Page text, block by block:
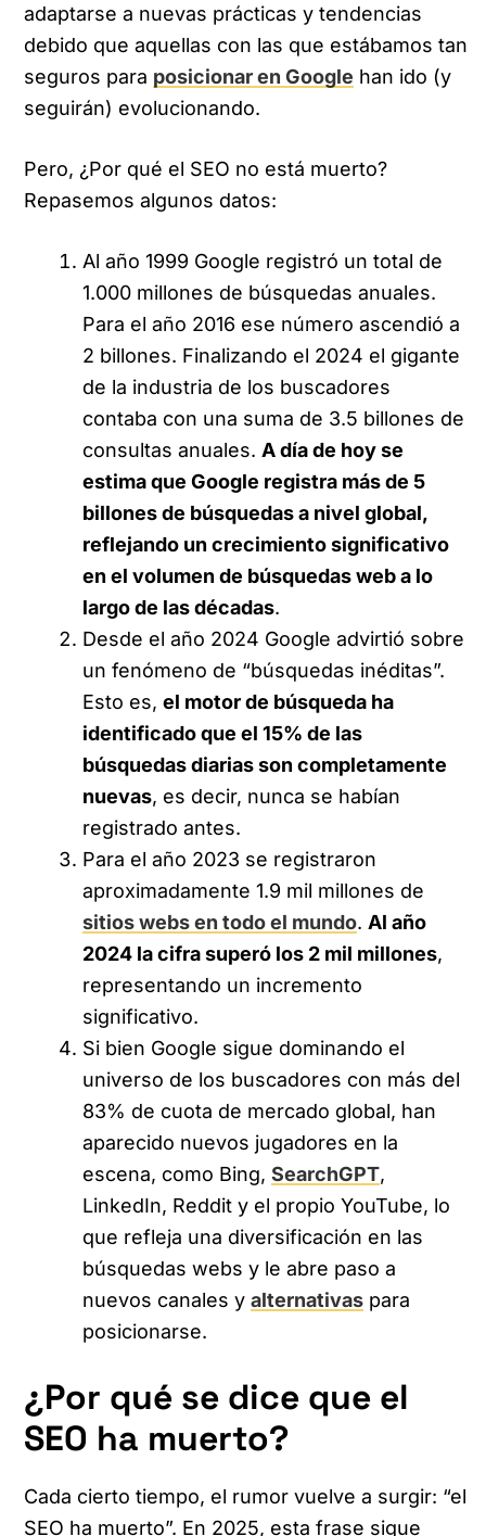
adaptarse a nuevas prácticas y tendencias
debido que aquellas con las que estábamos tan
seguros para posicionar en Google han ido (y
seguirán) evolucionando.
Pero, ¿Por qué el SEO no está muerto?
Repasemos algunos datos:
Al año 1999 Google registró un total de
1.000 millones de búsquedas anuales.
Para el año 2016 ese número ascendió a
2 billones. Finalizando el 2024 el gigante
de la industria de los buscadores
contaba con una suma de 3.5 billones de
consultas anuales. A día de hoy se
estima que Google registra más de 5
billones de búsquedas a nivel global,
reflejando un crecimiento significativo
en el volumen de búsquedas web a lo
largo de las décadas.
Desde el año 2024 Google advirtió sobre
un fenómeno de “búsquedas inéditas”.
Esto es, el motor de búsqueda ha
identificado que el 15% de las
búsquedas diarias son completamente
nuevas, es decir, nunca se habían
registrado antes.
Para el año 2023 se registraron
aproximadamente 1.9 mil millones de
sitios webs en todo el mundo. Al año
2024 la cifra superó los 2 mil millones,
representando un incremento
significativo.
Si bien Google sigue dominando el
universo de los buscadores con más del
83% de cuota de mercado global, han
aparecido nuevos jugadores en la
escena, como Bing, SearchGPT,
LinkedIn, Reddit y el propio YouTube, lo
que refleja una diversificación en las
búsquedas webs y le abre paso a
nuevos canales y alternativas para
posicionarse.
¿Por qué se dice que el
SEO ha muerto?
Cada cierto tiempo, el rumor vuelve a surgir: “el
SEO ha muerto”. En 2025, esta frase sigue